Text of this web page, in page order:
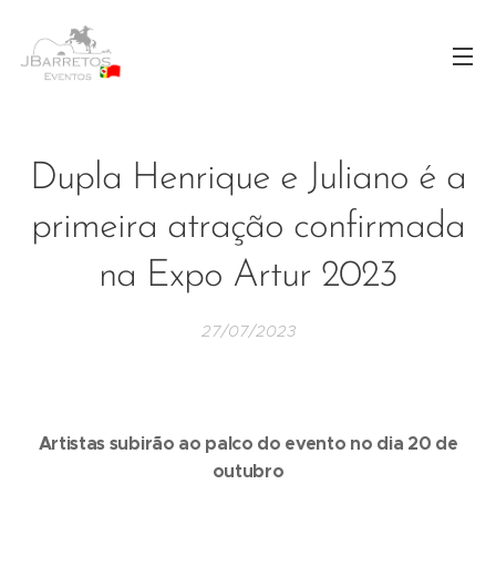
Dupla Henrique e Juliano é a
primeira atração confirmada
na Expo Artur 2023
27/07/2023
Artistas subirão ao palco do evento no dia 20 de
outubro